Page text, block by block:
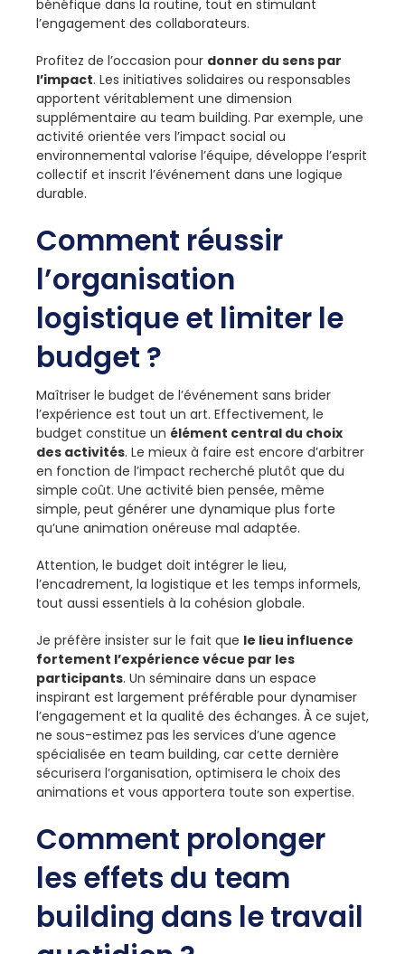
bénéfique dans la routine, tout en stimulant
l’engagement des collaborateurs.
Profitez de l’occasion pour donner du sens par
l’impact. Les initiatives solidaires ou responsables
apportent véritablement une dimension
supplémentaire au team building. Par exemple, une
activité orientée vers l’impact social ou
environnemental valorise l’équipe, développe l’esprit
collectif et inscrit l’événement dans une logique
durable.
Comment réussir
l’organisation
logistique et limiter le
budget ?
Maîtriser le budget de l’événement sans brider
l’expérience est tout un art. Effectivement, le
budget constitue un élément central du choix
des activités. Le mieux à faire est encore d’arbitrer
en fonction de l’impact recherché plutôt que du
simple coût. Une activité bien pensée, même
simple, peut générer une dynamique plus forte
qu’une animation onéreuse mal adaptée.
Attention, le budget doit intégrer le lieu,
l’encadrement, la logistique et les temps informels,
tout aussi essentiels à la cohésion globale.
Je préfère insister sur le fait que le lieu influence
fortement l’expérience vécue par les
participants. Un séminaire dans un espace
inspirant est largement préférable pour dynamiser
l’engagement et la qualité des échanges. À ce sujet,
ne sous-estimez pas les services d’une agence
spécialisée en team building, car cette dernière
sécurisera l’organisation, optimisera le choix des
animations et vous apportera toute son expertise.
Comment prolonger
les effets du team
building dans le travail